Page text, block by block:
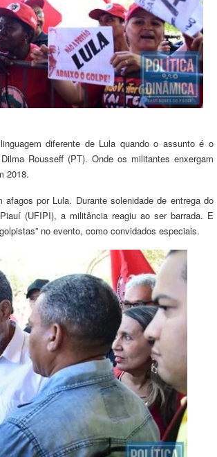
diferente de Lula quando o assunto é o
Rousseff (PT). Onde os militantes enxergam
2018.
por Lula. Durante solenidade de entrega do
(UFIPI), a militância reagiu ao ser barrada. E
no evento, como convidados especiais.